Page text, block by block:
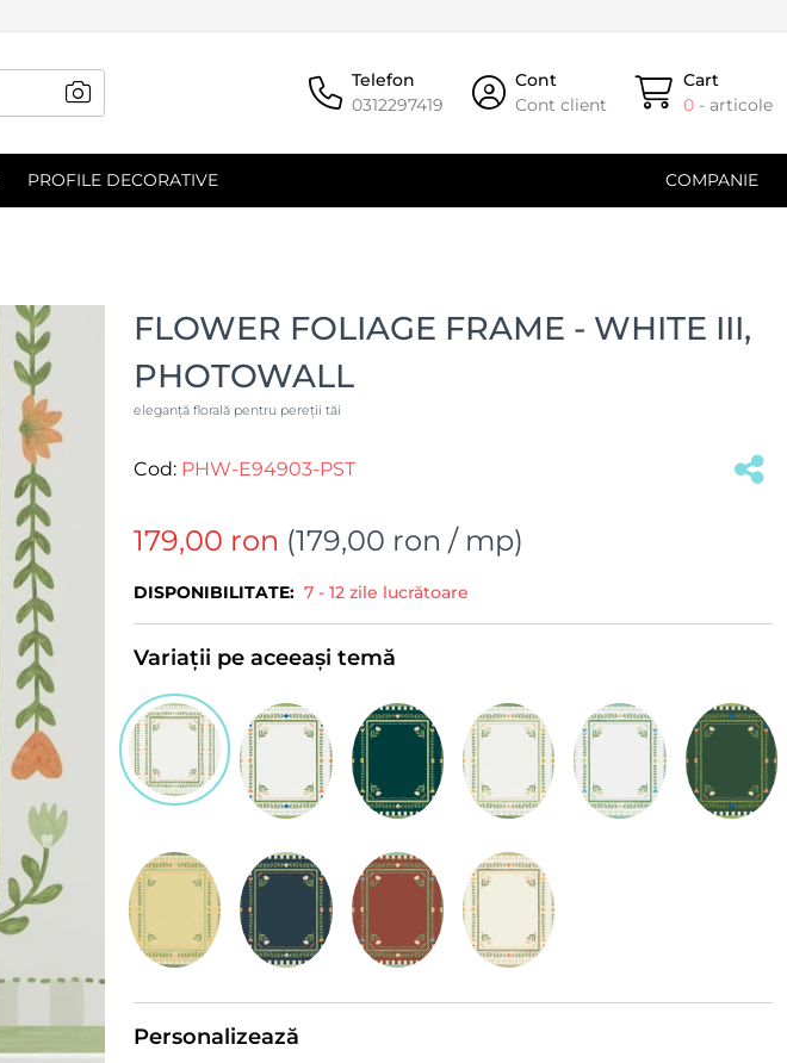
Telefon
0312297419
Cont
Cont client
Cart
0 - articole
PROFILE DECORATIVE COMPANIE
FLOWER FOLIAGE FRAME - WHITE III,
PHOTOWALL
eleganță florală pentru pereții tăi
Cod: PHW-E94903-PST
179,00 ron (179,00 ron / mp)
DISPONIBILITATE: 7 - 12 zile lucrătoare
Variații pe aceeași temă
Personalizează